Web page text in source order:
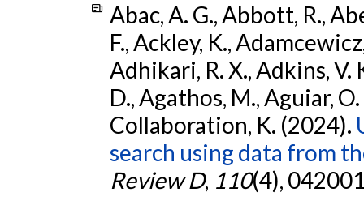
Abac, A. G., Abbott, R.,
F., Ackley, K.,
Adhikari, R. X., Adkins, V.
D., Agathos, M., Aguiar,
Collaboration, K. (2024).
search using data from
Review D, 110(4),